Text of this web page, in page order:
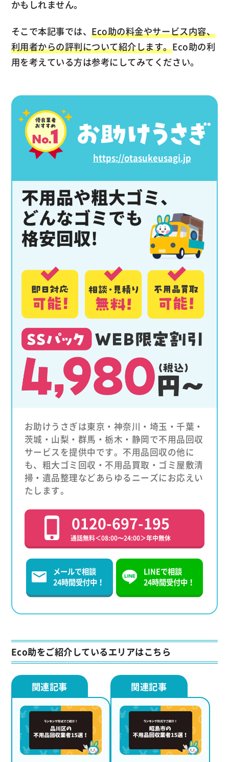
かもしれません。
そこで本記事では、Eco助の料金やサービス内容、
利用者からの評判について紹介します。Eco助の利
用を考えている方は参考にしてみてください。
https://otasukeusagi.jp
不用品や粗大ゴミ、
どんなゴミでも
格安回収!
お助けうさぎは東京・神奈川・埼玉・千葉・
茨城・山梨・群馬・栃木・静岡で不用品回収
サービスを提供中です。不用品回収の他に
も、粗大ゴミ回収・不用品買取・ゴミ屋敷清
掃・遺品整理などあらゆるニーズにお応えい
たします。
0120-697-195
通話無料＜08:00〜24:00＞年中無休
メールで相談
24時間受付中！
LINEで相談
24時間受付中！
Eco助をご紹介しているエリアはこちら